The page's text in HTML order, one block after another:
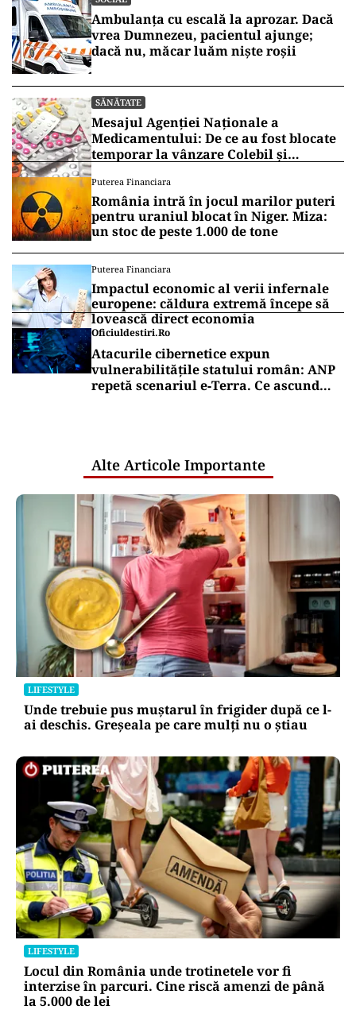
„Danemarca are o economie sănătoasă
și totuși, cea mai mare vârstă de
pensionare din UE”, a subliniat el.
Vrei să fii mereu la curent cu toate știrile? Urmărește
Puterea.ro și pe canalul de WhatsApp
SOCIAL
Ambulanța cu escală la aprozar. Dacă
vrea Dumnezeu, pacientul ajunge;
dacă nu, măcar luăm niște roșii
SĂNĂTATE
Mesajul Agenției Naționale a
Medicamentului: De ce au fost blocate
temporar la vânzare Colebil și
un stoc de peste 1.000 de tone
Puterea Financiara
Impactul economic al verii infernale
europene: căldura extremă începe să
lovească direct economia
Oficiuldestiri.ro
Atacurile cibernetice expun
vulnerabilitățile statului român: ANP
repetă scenariul e‑Terra. Ce ascund
comunicările oficiale și cine răspunde
pentru mentenanța IT a instituțiilor
publice
Alte Articole Importante
LIFESTYLE
Unde trebuie pus muștarul în frigider după ce l-
ai deschis. Greșeala pe care mulți nu o știau